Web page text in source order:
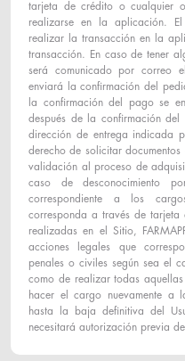
tarjeta de crédito o cualquier
realizarse en la aplicación.
realizar la transacción en la
transacción. En caso de tener
será comunicado por correo
enviará la confirmación del
la confirmación del pago se
después de la confirmación
dirección de entrega indicada
derecho de solicitar
validación al proceso de
caso de desconocimiento
correspondiente a los
corresponda a través de
realizadas en el Sitio,
acciones legales que
penales o civiles según sea el
como de realizar todas
hacer el cargo nuevamente a
hasta la baja definitiva del
necesitará autorización previa